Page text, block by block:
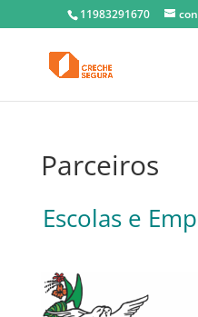
11983291670
Parceiros
Escolas e